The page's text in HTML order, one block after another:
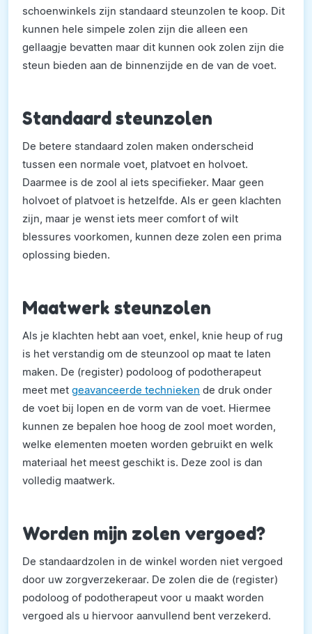
schoenwinkels zijn standaard steunzolen te koop. Dit
kunnen hele simpele zolen zijn die alleen een
gellaagje bevatten maar dit kunnen ook zolen zijn die
steun bieden aan de binnenzijde en de van de voet.
Standaard steunzolen
De betere standaard zolen maken onderscheid
tussen een normale voet, platvoet en holvoet.
Daarmee is de zool al iets specifieker. Maar geen
holvoet of platvoet is hetzelfde. Als er geen klachten
zijn, maar je wenst iets meer comfort of wilt
blessures voorkomen, kunnen deze zolen een prima
oplossing bieden.
Maatwerk steunzolen
Als je klachten hebt aan voet, enkel, knie heup of rug
is het verstandig om de steunzool op maat te laten
maken. De (register) podoloog of podotherapeut
meet met geavanceerde technieken de druk onder
de voet bij lopen en de vorm van de voet. Hiermee
kunnen ze bepalen hoe hoog de zool moet worden,
welke elementen moeten worden gebruikt en welk
materiaal het meest geschikt is. Deze zool is dan
volledig maatwerk.
Worden mijn zolen vergoed?
De standaardzolen in de winkel worden niet vergoed
door uw zorgverzekeraar. De zolen die de (register)
podoloog of podotherapeut voor u maakt worden
vergoed als u hiervoor aanvullend bent verzekerd.